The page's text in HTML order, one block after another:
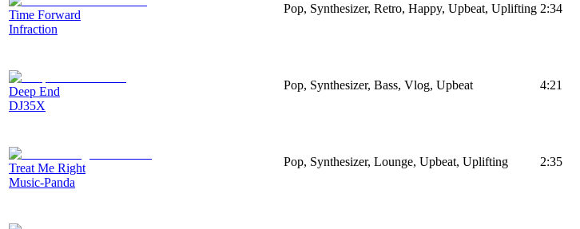
Time Forward
Infraction
Pop, Synthesizer, Retro, Happy, Upbeat, Uplifting 2:34
Deep End
DJ35X
Pop, Synthesizer, Bass, Vlog, Upbeat 4:21
Treat Me Right
Music-Panda
Pop, Synthesizer, Lounge, Upbeat, Uplifting 2:35